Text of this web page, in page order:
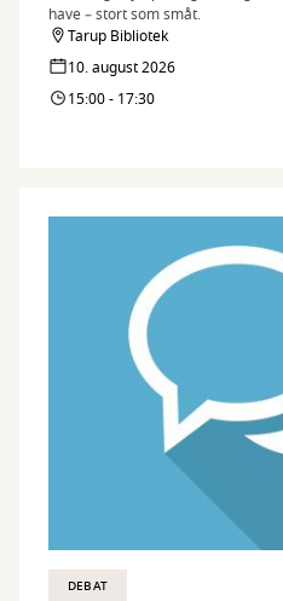
have – stort som småt.
Tarup Bibliotek
10. august 2026
15:00 - 17:30
DEBAT